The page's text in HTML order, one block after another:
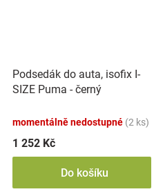
Podsedák do auta, isofix I-
SIZE Puma - černý
momentálně nedostupné (2 ks)
1 252 Kč
Do košíku